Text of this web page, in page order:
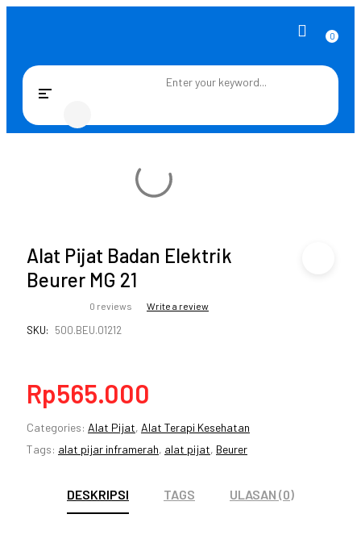
0
Toggle
Alat Pijat Badan Elektrik
Beurer MG 21
0 reviews Write a review
SKU: 500.BEU.01212
Rp565.000
Categories: Alat Pijat, Alat Terapi Kesehatan
Tags: alat pijar inframerah, alat pijat, Beurer
DESKRIPSI TAGS ULASAN (0)